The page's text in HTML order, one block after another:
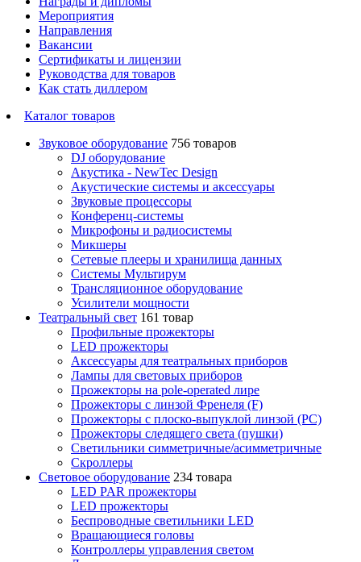
Мероприятия
Направления
Вакансии
Сертификаты и лицензии
Руководства для товаров
Как стать диллером
Каталог товаров
Звуковое оборудование 756 товаров
DJ оборудование
Акустика - NewTec Design
Акустические системы и аксессуары
Звуковые процессоры
Конференц-системы
Микрофоны и радиосистемы
Микшеры
Сетевые плееры и хранилища данных
Системы Мультирум
Трансляционное оборудование
Усилители мощности
Театральный свет 161 товар
Профильные прожекторы
LED прожекторы
Аксессуары для театральных приборов
Лампы для световых приборов
Прожекторы на pole-operated лире
Прожекторы с линзой Френеля (F)
Прожекторы с плоско-выпуклой линзой (PC)
Прожекторы следящего света (пушки)
Светильники симметричные/асимметричные
Скроллеры
Световое оборудование 234 товара
LED PAR прожекторы
LED прожекторы
Беспроводные светильники LED
Вращающиеся головы
Контроллеры управления светом